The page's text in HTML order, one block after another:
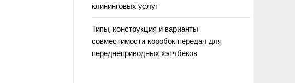
клининговых услуг
Типы, конструкция и варианты
совместимости коробок передач для
переднеприводных хэтчбеков